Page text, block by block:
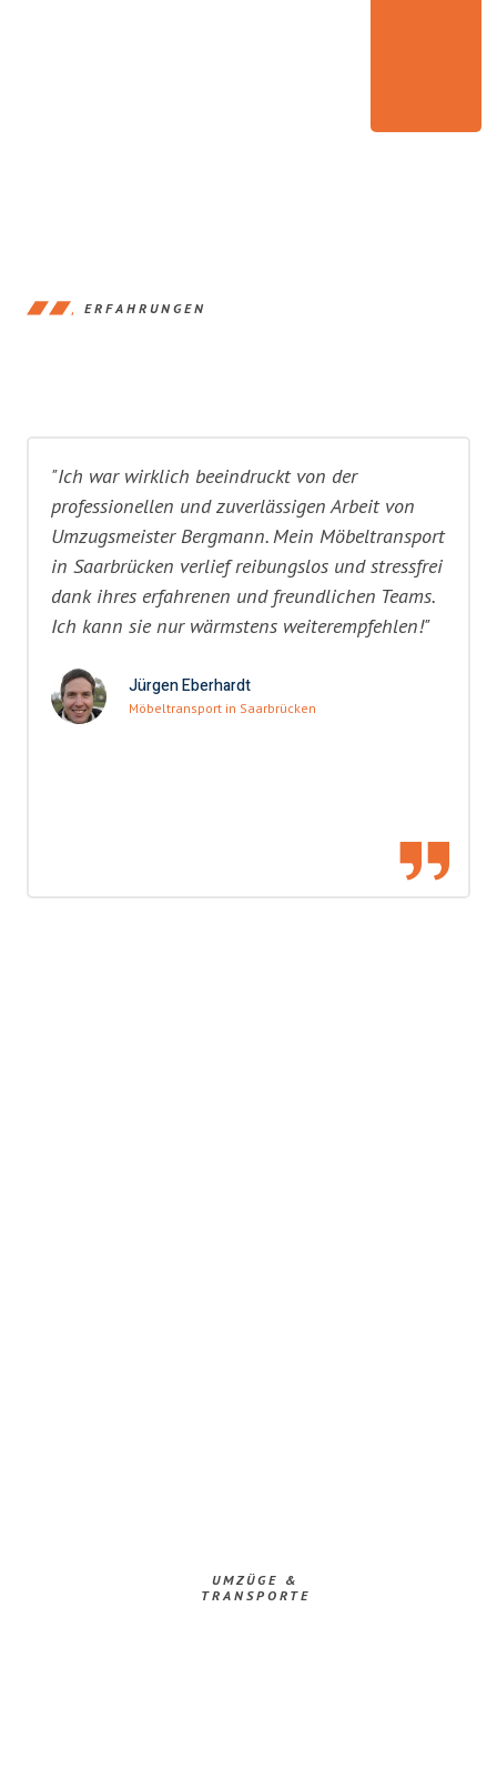
ERFAHRUNGEN
"Ich war wirklich beeindruckt von der
professionellen und zuverlässigen Arbeit von
Umzugsmeister Bergmann. Mein Möbeltransport
in Saarbrücken verlief reibungslos und stressfrei
dank ihres erfahrenen und freundlichen Teams.
Ich kann sie nur wärmstens weiterempfehlen!"
Jürgen Eberhardt
Möbeltransport in Saarbrücken
UMZÜGE &
TRANSPORTE